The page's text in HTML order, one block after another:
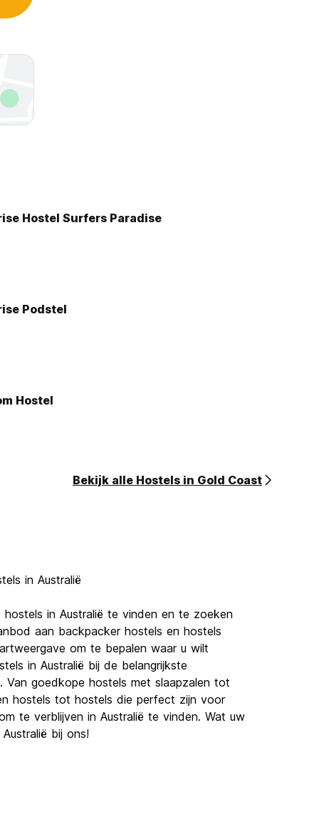
Hostel Surfers Paradise
Podstel
Hostel
Bekijk alle Hostels in Gold Coast
in Australië
in Australië te vinden en te zoeken
aan backpacker hostels en hostels
om te bepalen waar u wilt
in Australië bij de belangrijkste
Van goedkope hostels met slaapzalen tot
hostels tot hostels die perfect zijn voor
te verblijven in Australië te vinden. Wat uw
bij ons!